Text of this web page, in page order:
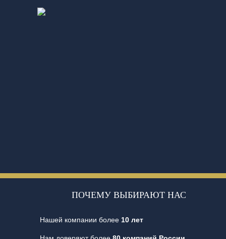
ПОЧЕМУ ВЫБИРАЮТ НАС
Нашей компании более 10 лет